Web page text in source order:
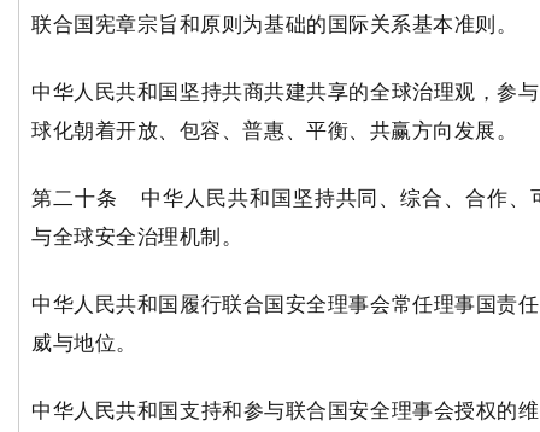
联合国宪章宗旨和原则为基础的国际关系基本准则。
中华人民共和国坚持共商共建共享的全球治理观，参
球化朝着开放、包容、普惠、平衡、共赢方向发展。
第二十条 中华人民共和国坚持共同、综合、合作、
与全球安全治理机制。
中华人民共和国履行联合国安全理事会常任理事国责
威与地位。
中华人民共和国支持和参与联合国安全理事会授权的